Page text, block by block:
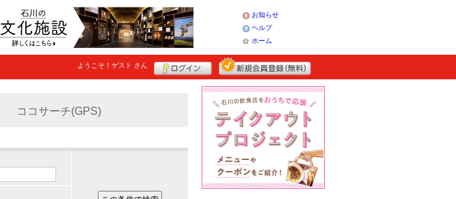
お知らせ
ヘルプ
ホーム
ようこそ！ ゲスト さん
ココサーチ(GPS)